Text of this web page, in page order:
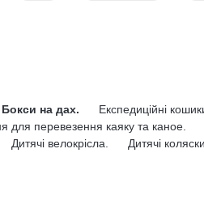
Бокси на дах. Експедиційні
для перевезення каяку та каное.
Дитячі велокрісла. Дитячі